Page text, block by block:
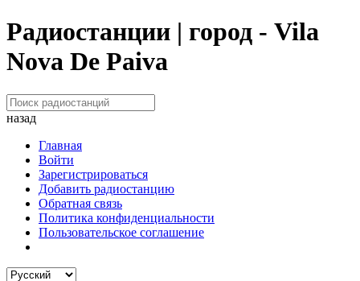
Радиостанции | город - Vila
Nova De Paiva
назад
Главная
Войти
Зарегистрироваться
Добавить радиостанцию
Обратная связь
Политика конфиденциальности
Пользовательское соглашение